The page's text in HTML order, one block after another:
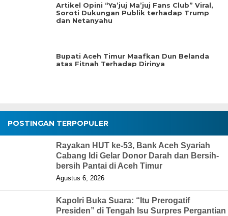
Artikel Opini “Ya’juj Ma’juj Fans Club” Viral,
Soroti Dukungan Publik terhadap Trump
dan Netanyahu
Bupati Aceh Timur Maafkan Dun Belanda
atas Fitnah Terhadap Dirinya
POSTINGAN TERPOPULER
Rayakan HUT ke-53, Bank Aceh Syariah
Cabang Idi Gelar Donor Darah dan Bersih-
bersih Pantai di Aceh Timur
Agustus 6, 2026
Kapolri Buka Suara: “Itu Prerogatif
Presiden” di Tengah Isu Surpres Pergantian